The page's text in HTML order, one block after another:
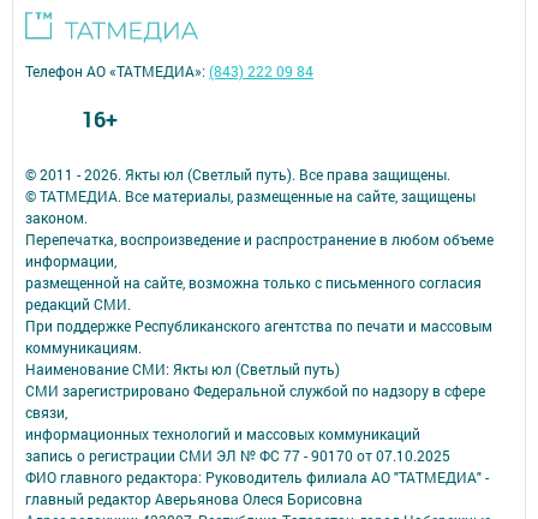
© 2011 - 2026. Якты юл (Светлый путь). Все права защищены.
© ТАТМЕДИА. Все материалы, размещенные на сайте, защищены
законом.
Перепечатка, воспроизведение и распространение в любом объеме
информации,
размещенной на сайте, возможна только с письменного согласия
редакций СМИ.
При поддержке Республиканского агентства по печати и массовым
коммуникациям.
Наименование СМИ: Якты юл (Светлый путь)
СМИ зарегистрировано Федеральной службой по надзору в сфере
связи,
информационных технологий и массовых коммуникаций
запись о регистрации СМИ ЭЛ № ФС 77 - 90170 от 07.10.2025
ФИО главного редактора: Руководитель филиала АО "ТАТМЕДИА" -
главный редактор Аверьянова Олеся Борисовна
Телефон АО «ТАТМЕДИА»:(843) 222 09 84
16+